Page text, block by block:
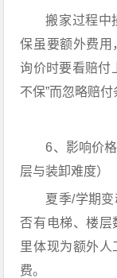
搬家过程中
保虽要额外费用
询价时要看赔付
不保”而忽略赔付
6、影响价
层与装卸难度）
夏季/学期
否有电梯、楼层
里体现为额外
费。